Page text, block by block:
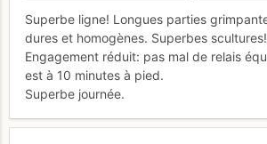
Superbe ligne! Longues parties
dures et homogènes. Superbes scultures!
Engagement réduit: pas mal de relais
est à 10 minutes à pied.
Superbe journée.